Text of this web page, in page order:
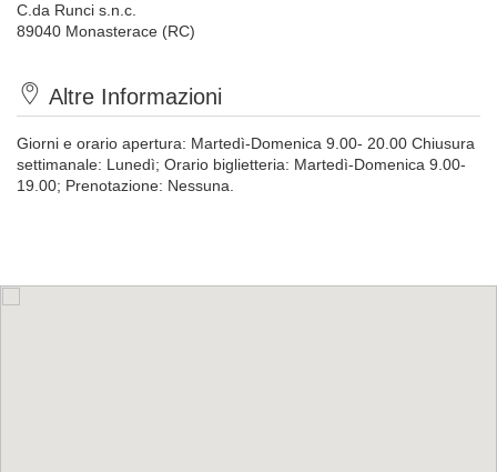
C.da Runci s.n.c.
89040 Monasterace (RC)
Altre Informazioni
Giorni e orario apertura: Martedì-Domenica 9.00- 20.00 Chiusura
settimanale: Lunedì; Orario biglietteria: Martedì-Domenica 9.00-
19.00; Prenotazione: Nessuna.